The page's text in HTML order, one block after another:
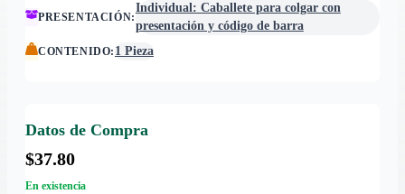
PRESENTACIÓN:
Individual: Caballete para colgar con
presentación y código de barra
CONTENIDO: 1 Pieza
Datos de Compra
$37.80
En existencia